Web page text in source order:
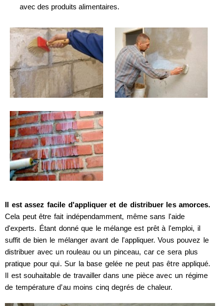
avec des produits alimentaires.
Il est assez facile d'appliquer et de distribuer les amorces.
Cela peut être fait indépendamment, même sans l'aide
d'experts. Étant donné que le mélange est prêt à l'emploi, il
suffit de bien le mélanger avant de l'appliquer. Vous pouvez le
distribuer avec un rouleau ou un pinceau, car ce sera plus
pratique pour qui. Sur la base gelée ne peut pas être appliqué.
Il est souhaitable de travailler dans une pièce avec un régime
de température d’au moins cinq degrés de chaleur.